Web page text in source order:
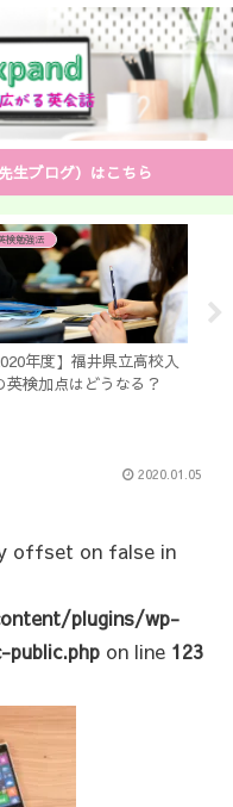
生ブログ）はこちら
検勉強法
年度】福井県立高校入
英検加点はどうなる？
2020.01.05
offset on false in
plugins/wp-
on line 123